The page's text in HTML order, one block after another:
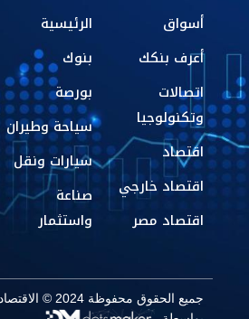
أسواق
أعرف بنكك
اتصالات
وتكنولوجيا
اقتصاد
اقتصاد خارجي
اقتصاد مصر
الرئيسية
بنوك
بورصة
سياحة وطيران
سيارات ونقل
صناعة
واستثمار
جميع الحقوق